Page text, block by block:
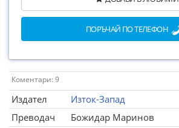
ПОРЪЧАЙ ПО ТЕЛЕФОН
Коментари: 9
Издател
Изток-Запад
Преводач
Божидар Маринов